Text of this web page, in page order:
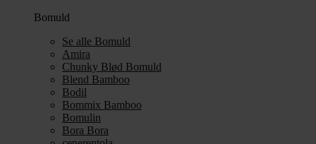
Bomuld
Se alle Bomuld
Amira
Chunky Blød Bomuld
Blend Bamboo
Bodil
Bommix Bamboo
Bomulin
Bora Bora